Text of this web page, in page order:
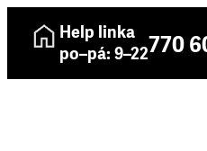
Help linka
po–pá: 9–22770